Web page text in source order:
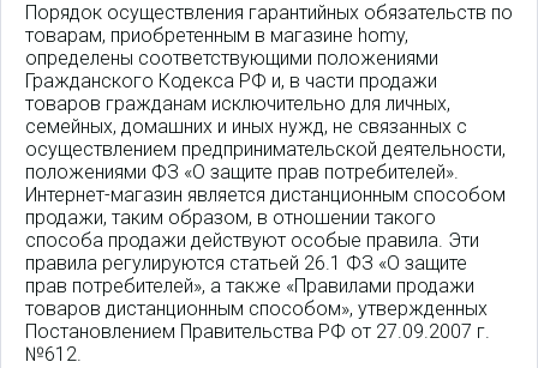
Порядок осуществления гарантийных обязательств по
товарам, приобретенным в магазине homy,
определены соответствующими положениями
Гражданского Кодекса РФ и, в части продажи
товаров гражданам исключительно для личных,
семейных, домашних и иных нужд, не связанных с
осуществлением предпринимательской деятельности,
положениями ФЗ «О защите прав потребителей».
Интернет-магазин является дистанционным способом
продажи, таким образом, в отношении такого
способа продажи действуют особые правила. Эти
правила регулируются статьей 26.1 ФЗ «О защите
прав потребителей», а также «Правилами продажи
товаров дистанционным способом», утвержденных
Постановлением Правительства РФ от 27.09.2007 г.
№612.